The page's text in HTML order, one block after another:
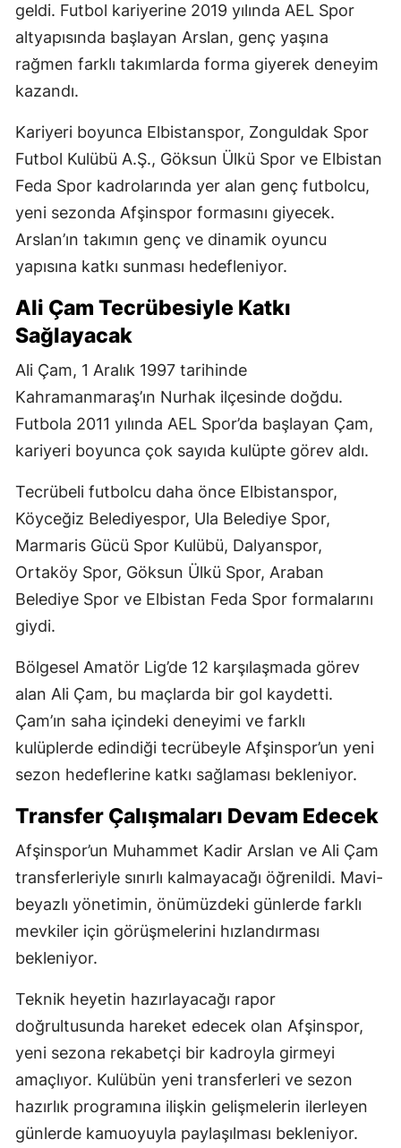
geldi. Futbol kariyerine 2019 yılında AEL Spor
altyapısında başlayan Arslan, genç yaşına
rağmen farklı takımlarda forma giyerek deneyim
kazandı.
Kariyeri boyunca Elbistanspor, Zonguldak Spor
Futbol Kulübü A.Ş., Göksun Ülkü Spor ve Elbistan
Feda Spor kadrolarında yer alan genç futbolcu,
yeni sezonda Afşinspor formasını giyecek.
Arslan’ın takımın genç ve dinamik oyuncu
yapısına katkı sunması hedefleniyor.
Ali Çam Tecrübesiyle Katkı
Sağlayacak
Ali Çam, 1 Aralık 1997 tarihinde
Kahramanmaraş’ın Nurhak ilçesinde doğdu.
Futbola 2011 yılında AEL Spor’da başlayan Çam,
kariyeri boyunca çok sayıda kulüpte görev aldı.
Tecrübeli futbolcu daha önce Elbistanspor,
Köyceğiz Belediyespor, Ula Belediye Spor,
Marmaris Gücü Spor Kulübü, Dalyanspor,
Ortaköy Spor, Göksun Ülkü Spor, Araban
Belediye Spor ve Elbistan Feda Spor formalarını
giydi.
Bölgesel Amatör Lig’de 12 karşılaşmada görev
alan Ali Çam, bu maçlarda bir gol kaydetti.
Çam’ın saha içindeki deneyimi ve farklı
kulüplerde edindiği tecrübeyle Afşinspor’un yeni
sezon hedeflerine katkı sağlaması bekleniyor.
Transfer Çalışmaları Devam Edecek
Afşinspor’un Muhammet Kadir Arslan ve Ali Çam
transferleriyle sınırlı kalmayacağı öğrenildi. Mavi-
beyazlı yönetimin, önümüzdeki günlerde farklı
mevkiler için görüşmelerini hızlandırması
bekleniyor.
Teknik heyetin hazırlayacağı rapor
doğrultusunda hareket edecek olan Afşinspor,
yeni sezona rekabetçi bir kadroyla girmeyi
amaçlıyor. Kulübün yeni transferleri ve sezon
hazırlık programına ilişkin gelişmelerin ilerleyen
günlerde kamuoyuyla paylaşılması bekleniyor.